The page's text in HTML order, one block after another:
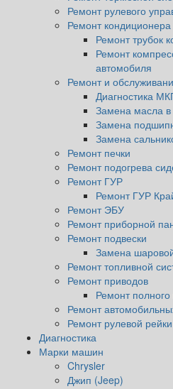
Ремонт рулевого
Ремонт кондиционера
Ремонт трубок
Ремонт
автомобиля
Ремонт и
Диагностика
Замена масла
Замена
Замена
Ремонт печки
Ремонт подогрева
Ремонт ГУР
Ремонт ГУР
Ремонт ЭБУ
Ремонт приборной
Ремонт подвески
Замена
Ремонт топливной
Ремонт приводов
Ремонт
Ремонт
Ремонт рулевой рейки
Диагностика
Марки машин
Chrysler
Джип (Jeep)